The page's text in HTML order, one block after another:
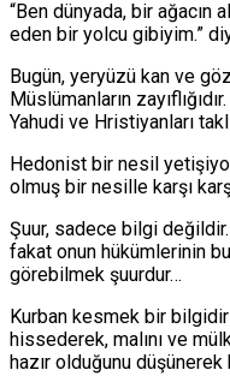
“Ben dünyada, bir ağacın
eden bir yolcu gibiyim.”
Bugün, yeryüzü kan ve
Müslümanların
Yahudi ve Hristiyanları
Hedonist bir nesil
olmuş bir nesille karşı
Şuur, sadece bilgi değildir.
fakat onun hükümlerinin
görebilmek şuurdur…
Kurban kesmek bir bilgidir
hissederek, malını ve
hazır olduğunu